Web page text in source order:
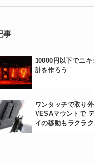
事
10000円以下でニキ
計を作ろう
ワンタッチで取り
VESAマウントで
イの移動もラクラク